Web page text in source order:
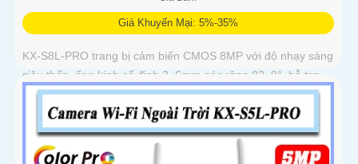
Giá Khuyến Mại: 5%-35%
KX-S8L-PRO trang bị cảm biến CMOS 8MP với độ nhạy sáng
siêu thấp, ống kính cố định 3. 6mm góc rộng 82. 9°, hỗ trợ
quay quét tự động, Auto Tracking theo dõi đối tượng